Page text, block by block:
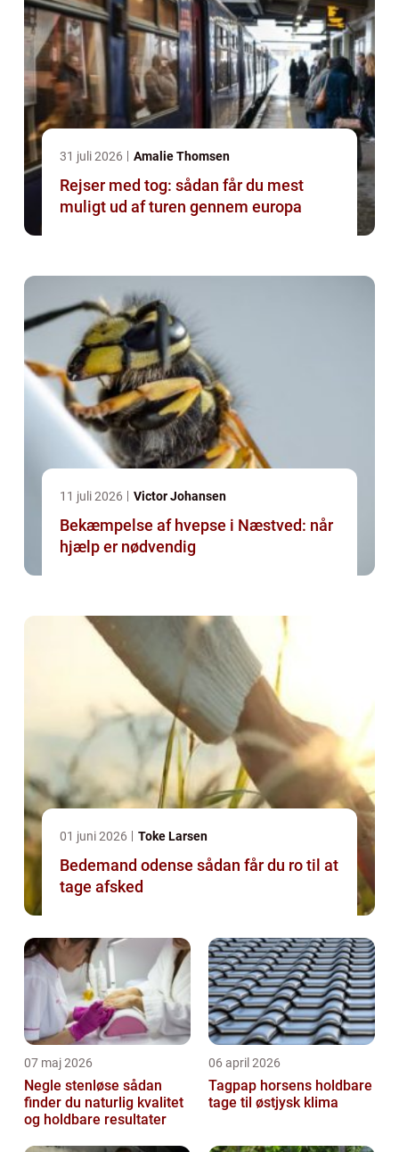
31 juli 2026 Amalie Thomsen
Rejser med tog: sådan får du mest
muligt ud af turen gennem europa
11 juli 2026 Victor Johansen
Bekæmpelse af hvepse i Næstved: når
hjælp er nødvendig
01 juni 2026 Toke Larsen
Bedemand odense sådan får du ro til at
tage afsked
07 maj 2026
Negle stenløse sådan
finder du naturlig kvalitet
og holdbare resultater
06 april 2026
Tagpap horsens holdbare
tage til østjysk klima